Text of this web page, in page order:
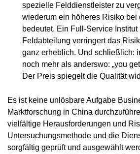
spezielle Felddienstleister zu
wiederum ein höheres Risiko bei
bedeutet. Ein Full-Service Institut
Feldabteilung verringert das
ganz erheblich. Und schließlich:
noch mehr als anderswo: „you
Der Preis spiegelt die Qualität
Es ist keine unlösbare Aufgabe
Marktforschung in China
vielfältige Herausforderungen und
Untersuchungsmethode und die
sorgfältig geprüft und ausgewählt